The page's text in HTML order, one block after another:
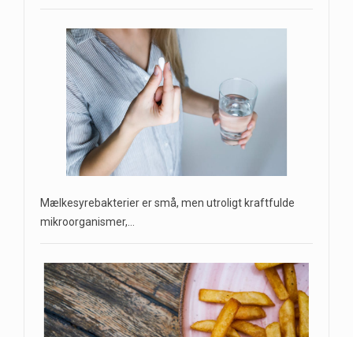
Mælkesyrebakterier er små, men utroligt kraftfulde
mikroorganismer,…